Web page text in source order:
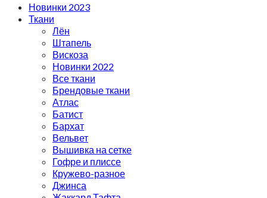
Новинки 2023
Ткани
Лён
Штапель
Вискоза
Новинки 2022
Все ткани
Брендовые ткани
Атлас
Батист
Бархат
Вельвет
Вышивка на сетке
Гофре и плиссе
Кружево-разное
Джинса